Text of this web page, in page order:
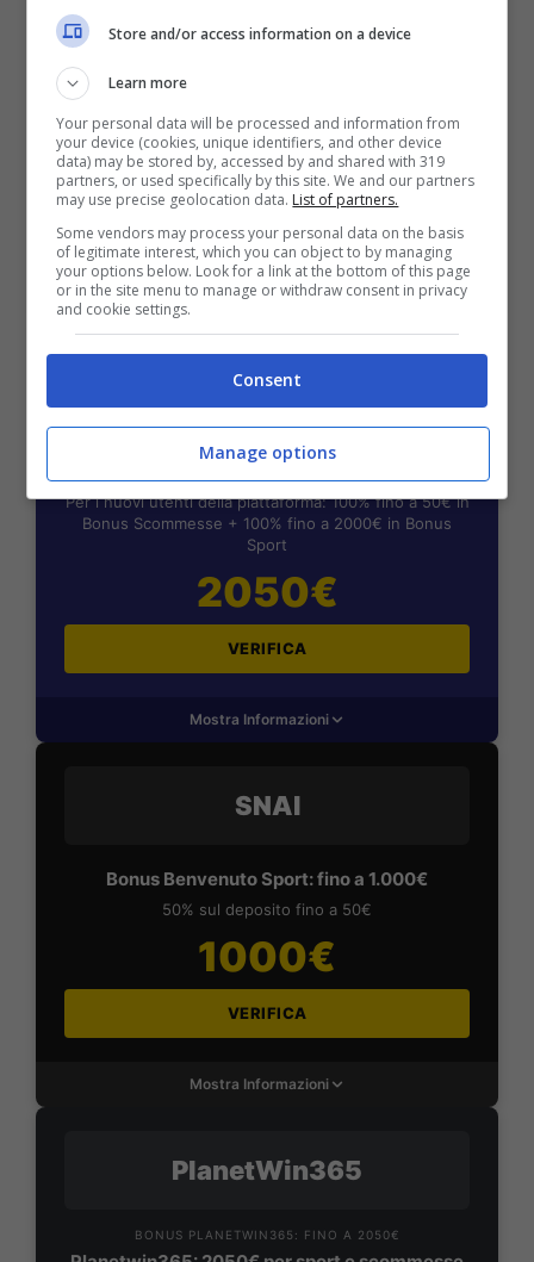
BONUS BENVENUTO GOLDBET: 2.050€
Per i nuovi registrati: 100% fino a 2.000€ in Bonus
Scommesse + 50% del primo deposito fino a 50€
2050€
Mostra Informazioni
BONUS BENVENUTO LOTTOMATICA: 2050€
Per i nuovi utenti della piattaforma: 100% fino a 50€ in
Bonus Scommesse + 100% fino a 2000€ in Bonus
Sport
2050€
VERIFICA
Mostra Informazioni
SNAI
Bonus Benvenuto Sport: fino a 1.000€
50% sul deposito fino a 50€
1000€
VERIFICA
Mostra Informazioni
PlanetWin365
BONUS PLANETWIN365: FINO A 2050€
Store and/or access information on a device
Learn more
Your personal data will be processed and information from
your device (cookies, unique identifiers, and other device
data) may be stored by, accessed by and shared with 319
partners, or used specifically by this site. We and our partners
may use precise geolocation data. List of partners.
Some vendors may process your personal data on the basis
of legitimate interest, which you can object to by managing
your options below. Look for a link at the bottom of this page
or in the site menu to manage or withdraw consent in privacy
and cookie settings.
Consent
Manage options